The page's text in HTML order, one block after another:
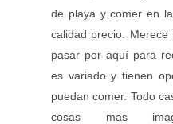
de playa y comer en
calidad precio.
pasar por aquí para
es variado y tienen
puedan comer. Todo
cosas mas